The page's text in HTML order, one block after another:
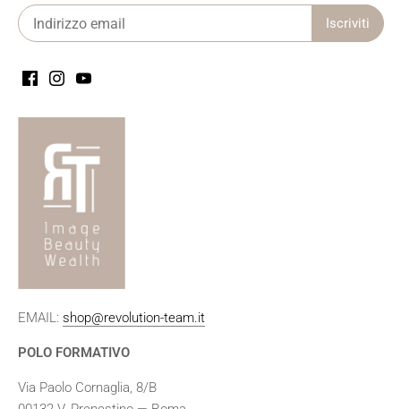
EMAIL: shop@revolution-team.it
POLO FORMATIVO
Via Paolo Cornaglia, 8/B